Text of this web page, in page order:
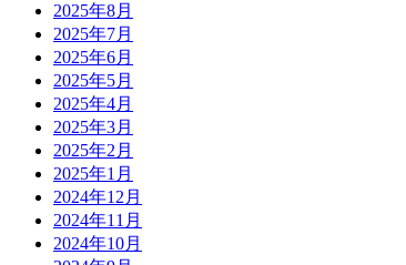
2025年8月
2025年7月
2025年6月
2025年5月
2025年4月
2025年3月
2025年2月
2025年1月
2024年12月
2024年11月
2024年10月